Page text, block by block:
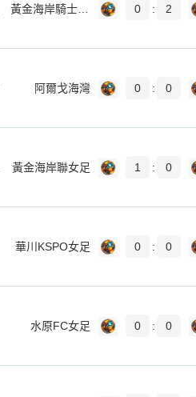
0 : 2
阿爾戈海灣 0 : 0
黃金海岸聯女足 1 : 0
華川KSPO女足 0 : 0
水原FC女足 0 : 0